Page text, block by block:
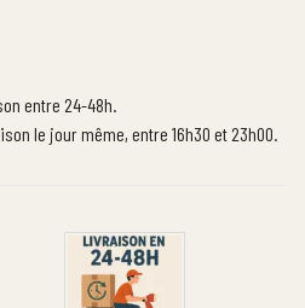
entre 24-48h.
le jour même, entre 16h30 et 23h00.